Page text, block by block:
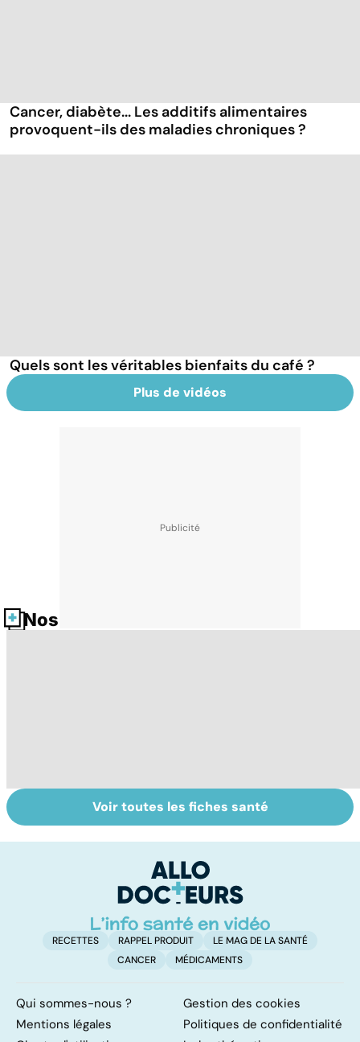
Cancer, diabète... Les additifs alimentaires
provoquent-ils des maladies chroniques ?
Quels sont les véritables bienfaits du café ?
Plus de vidéos
Nos fiches santé
La tuberculose
pulmonaire
Staphylocoque
doré : une
surveillance
Voir toutes les fiches santé
RECETTES RAPPEL PRODUIT
LE MAG DE LA SANTÉ
CANCER
MÉDICAMENTS
Qui sommes-nous ?
Gestion des cookies
Mentions légales
Politiques de confidentialité